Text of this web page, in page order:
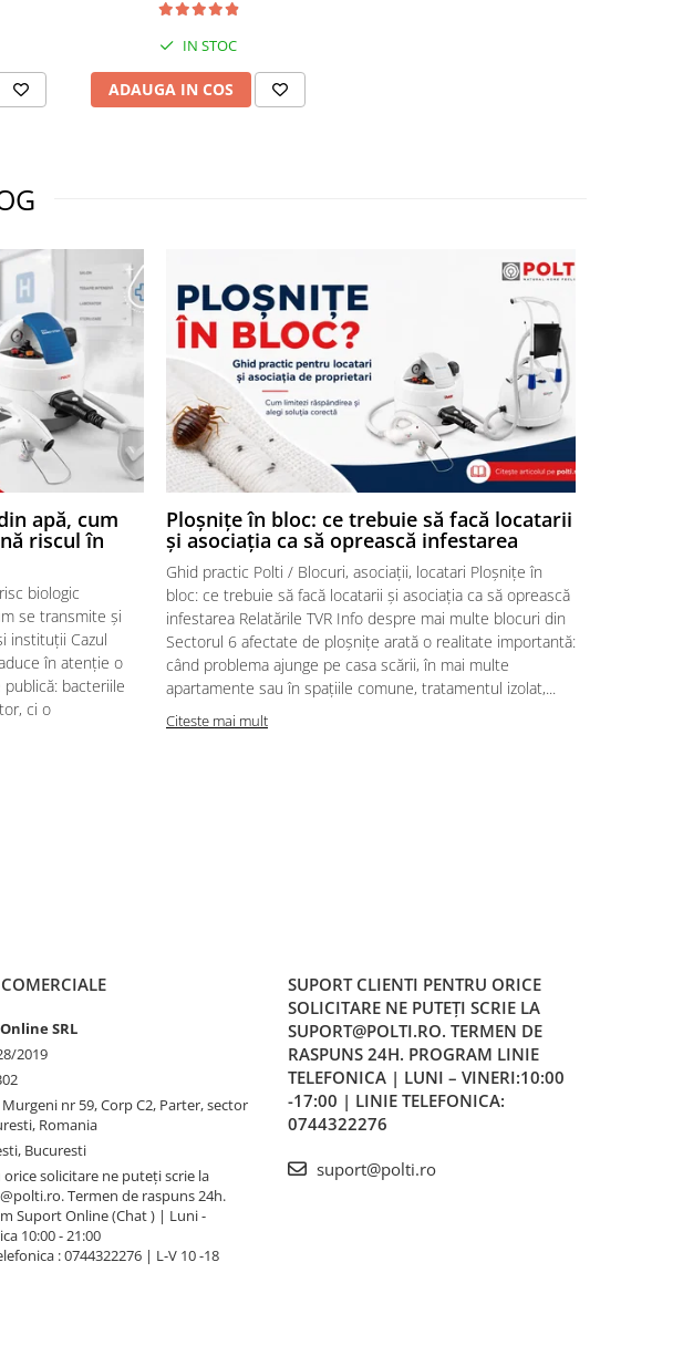
Alb
IN STOC
ADAUGA IN COS
apă, cum
riscul în
biologic
se transmite și
instituții Cazul
în atenție o
bacteriile
ci o
Ploșnițe în bloc: ce trebuie să facă locatarii
și asociația ca să oprească infestarea
Ghid practic Polti / Blocuri, asociații, locatari Ploșnițe în
bloc: ce trebuie să facă locatarii și asociația ca să oprească
infestarea Relatările TVR Info despre mai multe blocuri din
Sectorul 6 afectate de ploșnițe arată o realitate importantă:
când problema ajunge pe casa scării, în mai multe
apartamente sau în spațiile comune, tratamentul izolat,...
Citeste mai mult
SRL
2019
nr 59, Corp C2, Parter, sector
Romania
Bucuresti
orice solicitare ne puteți scrie la
Termen de raspuns 24h.
Suport Online (Chat ) | Luni -
10:00 - 21:00
: 0744322276 | L-V 10 -18
SUPORT CLIENTI PENTRU ORICE
SOLICITARE NE PUTEȚI SCRIE LA
SUPORT@POLTI.RO. TERMEN DE
RASPUNS 24H. PROGRAM LINIE
TELEFONICA | LUNI – VINERI:10:00
-17:00 | LINIE TELEFONICA:
0744322276
suport@polti.ro